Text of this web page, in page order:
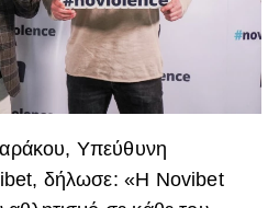
Υπεύθυνη
δήλωσε: «Η Novibet